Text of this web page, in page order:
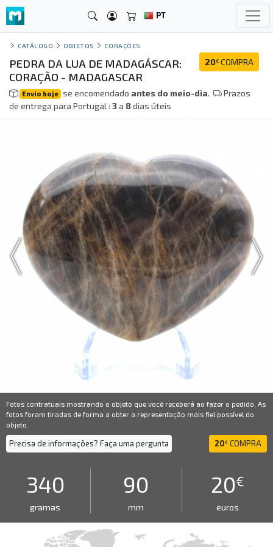
PT
CATÁLOGO OBJETOS CORAÇÕES
20€ COMPRA
PEDRA DA LUA DE MADAGÁSCAR:
CORAÇÃO - MADAGASCAR
Envio hoje se encomendado antes do meio-dia.
Prazos
de entrega para Portugal : 3a 8dias úteis
Fotos contratuais mostrando o objeto que você receberá ao fazer o pedido. As
fotos foram tiradas de forma a obter a representação mais fiel possível do
objeto.
Precisa de informações? Faça uma pergunta 20€ COMPRA
340
gramas
90
mm
20€
euros